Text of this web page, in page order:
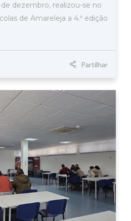
de dezembro, realizou-se no
de Amareleja a 4.ª edição
Partilhar